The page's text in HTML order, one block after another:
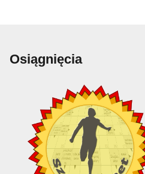
Osiągnięcia